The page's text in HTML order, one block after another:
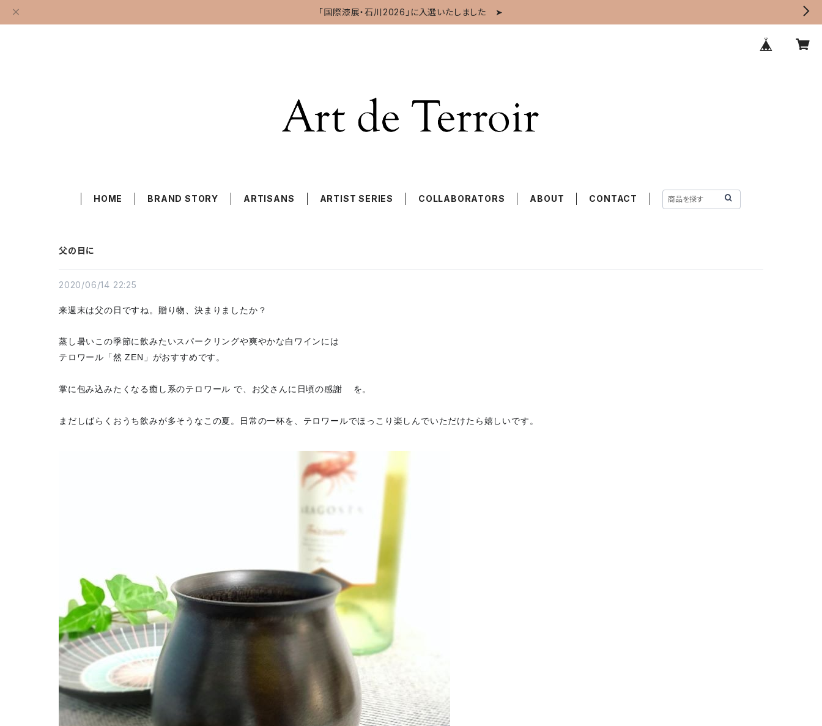
「国際漆展・石川2026」に入選いたしました ➤
HOME BRAND STORY ARTISANS ARTIST SERIES COLLABORATORS ABOUT CONTACT
父の日に
2020/06/14 22:25
来週末は父の日ですね。 贈り物、決まりましたか？
蒸し暑いこの季節に飲みたいスパークリングや爽やかな白ワインには
テロワール「然 ZEN」がおすすめです。
掌に包み込みたくなる癒し系のテロワール で、お父さんに日頃の感謝 を。
まだしばらくおうち飲みが多そうなこの夏。日常の一杯を、テロワールでほっこり楽しんでいただけたら嬉しいです。